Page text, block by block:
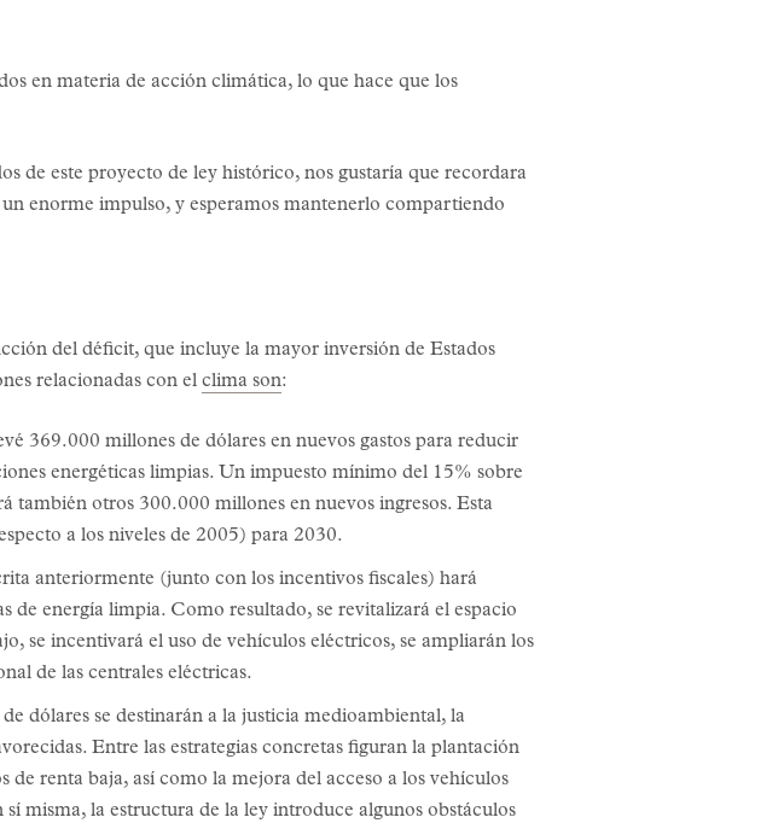
en materia de acción climática, lo que hace que los
de este proyecto de ley histórico, nos gustaría que recordara
enorme impulso, y esperamos mantenerlo compartiendo
del déficit, que incluye la mayor inversión de Estados
relacionadas con el clima son:
369.000 millones de dólares en nuevos gastos para reducir
energéticas limpias. Un impuesto mínimo del 15% sobre
también otros 300.000 millones en nuevos ingresos. Esta
a los niveles de 2005) para 2030.
anteriormente (junto con los incentivos fiscales) hará
de energía limpia. Como resultado, se revitalizará el espacio
se incentivará el uso de vehículos eléctricos, se ampliarán los
de las centrales eléctricas.
dólares se destinarán a la justicia medioambiental, la
Entre las estrategias concretas figuran la plantación
de renta baja, así como la mejora del acceso a los vehículos
misma, la estructura de la ley introduce algunos obstáculos